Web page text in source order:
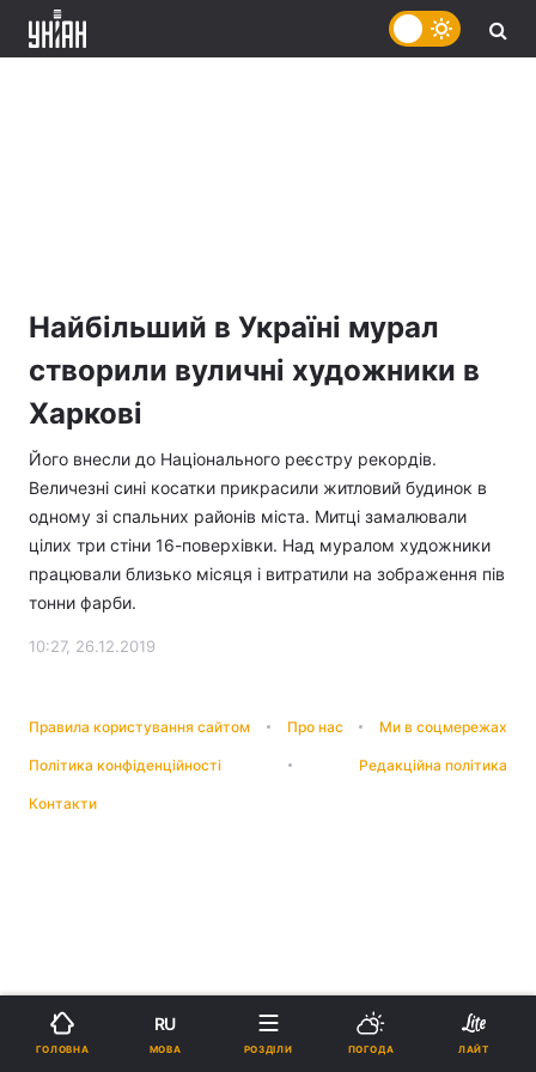
Найбільший в Україні мурал
створили вуличні художники в
Харкові
Його внесли до Національного реєстру рекордів.
Величезні сині косатки прикрасили житловий будинок в
одному зі спальних районів міста. Митці замалювали
цілих три стіни 16-поверхівки. Над муралом художники
працювали близько місяця і витратили на зображення пів
тонни фарби.
10:27, 26.12.2019
Правила користування сайтом Про нас Ми в соцмережах
Політика конфіденційності Редакційна політика
Контакти
ГОЛОВНА
RU
МОВА РОЗДІЛИ ПОГОДА ЛАЙТ